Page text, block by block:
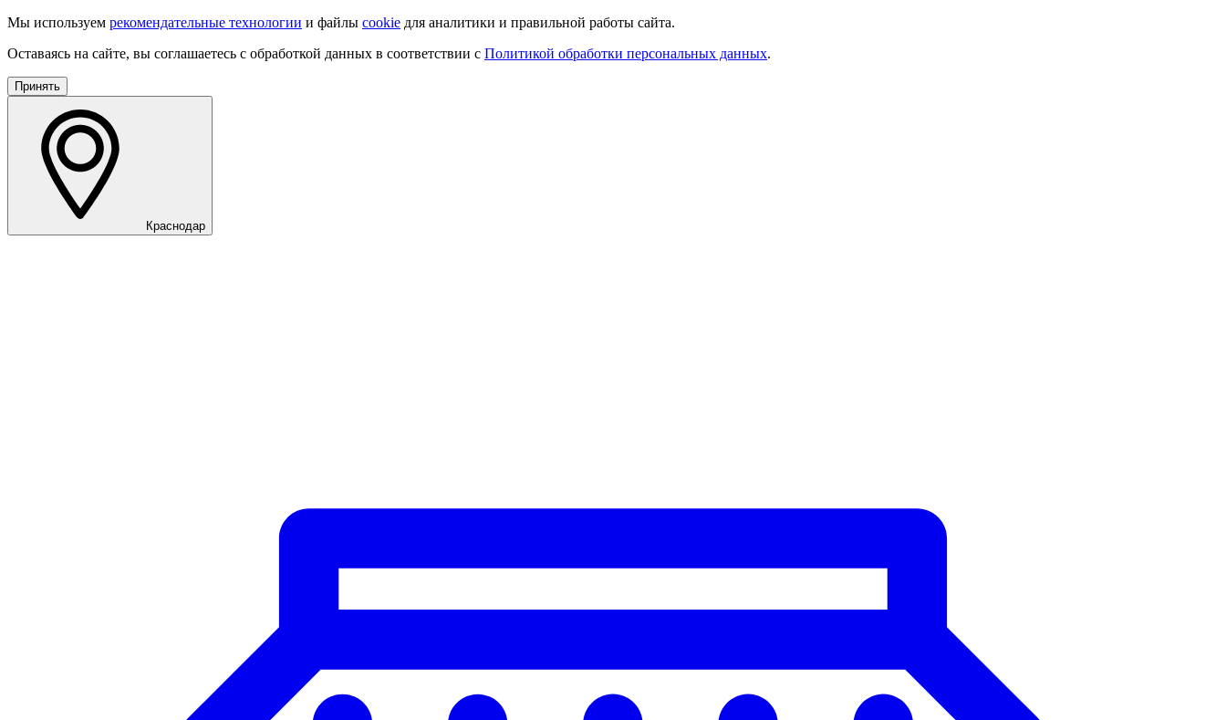
Мы используем рекомендательные технологии и файлы cookie для аналитики и правильной работы сайта.
Оставаясь на сайте, вы соглашаетесь с обработкой данных в соответствии с Политикой обработки персональных данных.
Принять
Краснодар